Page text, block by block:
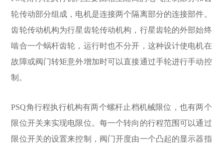
轮传动部分组成，电机是连接两个隔离部分的连接部件。
齿轮传动机构为行星齿轮传动机构，行星齿轮的外部始终
啮合一个蜗杆齿轮，运行时也不分开，这种设计使电机在
故障或阀门转矩意外增加时可以直接通过手轮进行手动控
制。
PSQ角行程执行机构有两个螺杆止档机械限位，也有两个
限位开关来实现电限位。每一个转向的行程范围可以通过
限位开关的设置来控制，阀门开度由一个凸起的显示器指